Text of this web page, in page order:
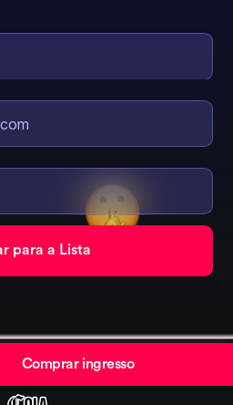
Comprar ingresso